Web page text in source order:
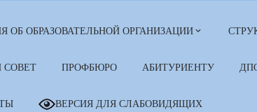
ОБ ОБРАЗОВАТЕЛЬНОЙ ОРГАНИЗАЦИИ
СОВЕТ ПРОФБЮРО АБИТУРИЕНТУ
ВЕРСИЯ ДЛЯ СЛАБОВИДЯЩИХ